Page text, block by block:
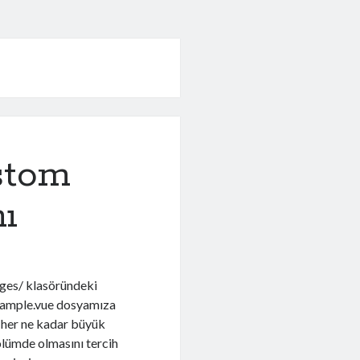
klasöründeki
dosyamıza
ne kadar büyük
olmasını tercih